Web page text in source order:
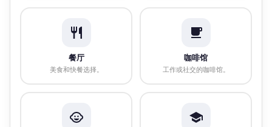
餐厅
美食和快餐选择。
咖啡馆
工作或社交的咖啡馆。